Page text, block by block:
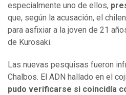
especialmente uno de ellos,
que, según la acusación, el
para asfixiar a la joven de 21
de Kurosaki.
Las nuevas pesquisas fueron
Chalbos. El ADN hallado en el
pudo verificarse si coincidía